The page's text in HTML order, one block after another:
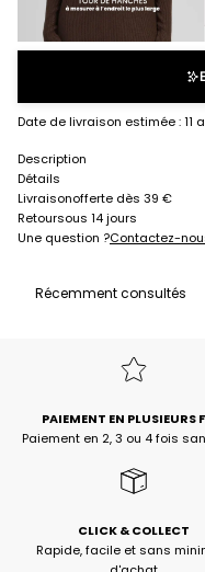
Date de livraison estimée :11
Description
Détails
Livraisonofferte dès 39 €
Retoursous 14 jours
Une question ?Contactez-
Récemment consultés
PAIEMENT EN PLUSIEURS
Paiement en 2, 3 ou 4 fois
CLICK & COLLECT
Rapide, facile et sans